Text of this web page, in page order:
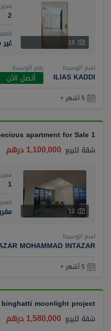
16
سرير
2
اسم الوسيط
ILIAS KADDI
رقم الوسيط
أتصل الأن
5 أشهر +
1 bedroom specious apartment for Sale
شقة للبيع 1,100,000 درهم
12
سرير
1
اسم الوسيط
MOHAMMAD INTAZAR
5 أشهر +
moonlight project
شقة للبيع 1,580,000 درهم